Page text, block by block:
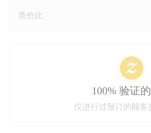
质价比
100% 验证
仅进行过预订的顾客